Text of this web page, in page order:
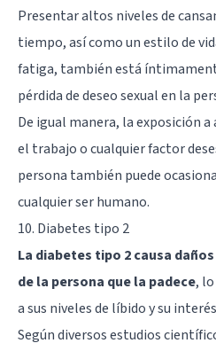
Presentar altos niveles de
tiempo, así como un estilo de
fatiga, también está
pérdida de deseo sexual en la
De igual manera, la exposición
el trabajo o cualquier factor
persona también puede
cualquier ser humano.
10. Diabetes tipo 2
La diabetes tipo 2 causa
de la persona que la padece,
a sus niveles de líbido y su
Según diversos estudios